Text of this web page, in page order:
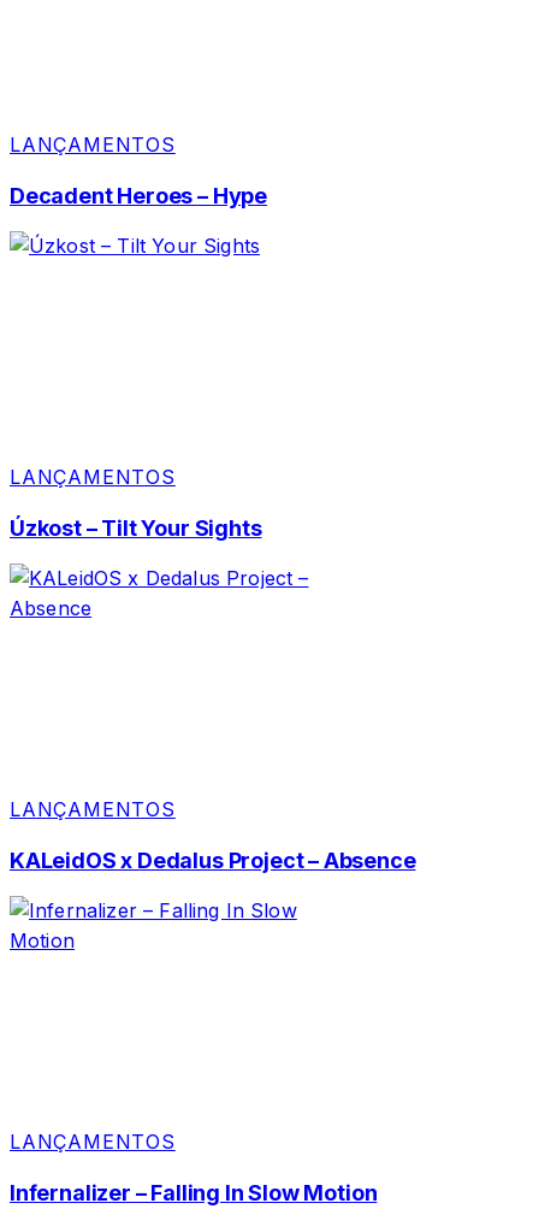
LANÇAMENTOS
Decadent Heroes – Hype
LANÇAMENTOS
Úzkost – Tilt Your Sights
LANÇAMENTOS
KALeidOS x Dedalus Project – Absence
LANÇAMENTOS
Infernalizer – Falling In Slow Motion